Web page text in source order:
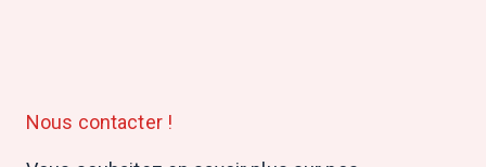
Nous contacter !